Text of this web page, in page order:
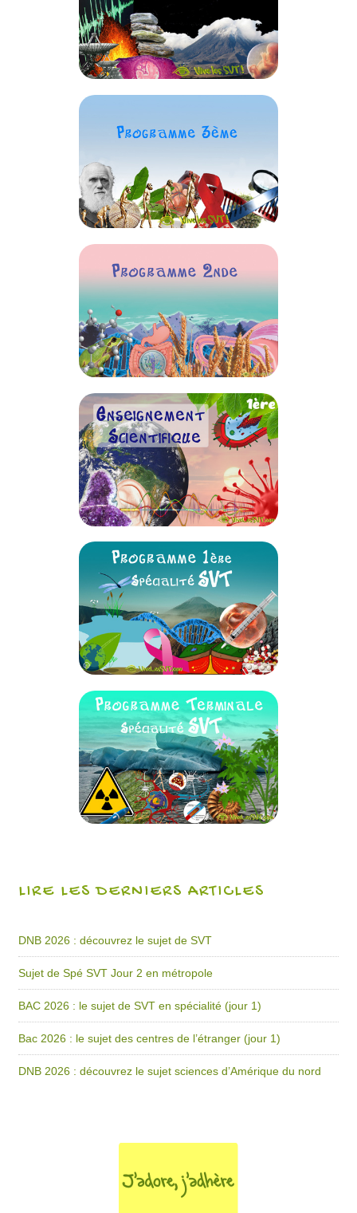
LIRE LES DERNIERS ARTICLES
DNB 2026 : découvrez le sujet de SVT
Sujet de Spé SVT Jour 2 en métropole
BAC 2026 : le sujet de SVT en spécialité (jour 1)
Bac 2026 : le sujet des centres de l’étranger (jour 1)
DNB 2026 : découvrez le sujet sciences d’Amérique du nord